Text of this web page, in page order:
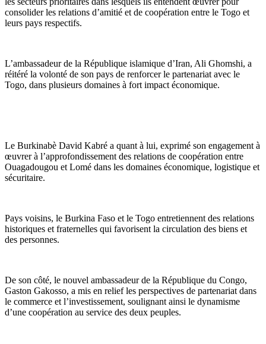
consolider les relations d’amitié et de coopération entre le Togo et
leurs pays respectifs.
L’ambassadeur de la République islamique d’Iran, Ali Ghomshi, a
réitéré la volonté de son pays de renforcer le partenariat avec le
Togo, dans plusieurs domaines à fort impact économique.
Le Burkinabè David Kabré a quant à lui, exprimé son engagement à
œuvrer à l’approfondissement des relations de coopération entre
Ouagadougou et Lomé dans les domaines économique, logistique et
sécuritaire.
Pays voisins, le Burkina Faso et le Togo entretiennent des relations
historiques et fraternelles qui favorisent la circulation des biens et
des personnes.
De son côté, le nouvel ambassadeur de la République du Congo,
Gaston Gakosso, a mis en relief les perspectives de partenariat dans
le commerce et l’investissement, soulignant ainsi le dynamisme
d’une coopération au service des deux peuples.